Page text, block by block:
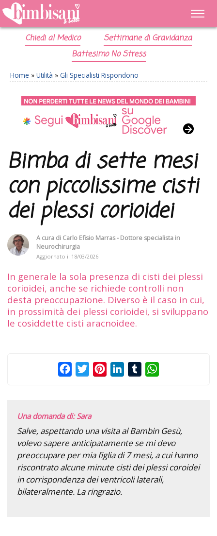
Chiedi al Medico
Settimane di Gravidanza
Battesimo No Stress
Home » Utilità » Gli Specialisti Rispondono
Bimba di sette mesi
con piccolissime cisti
dei plessi corioidei
A cura di Carlo Efisio Marras - Dottore specialista in
Neurochirurgia
Aggiornato il 18/03/2026
In generale la sola presenza di cisti dei plessi
corioidei, anche se richiede controlli non
desta preoccupazione. Diverso è il caso in cui,
in prossimità dei plessi corioidei, si sviluppano
le cosiddette cisti aracnoidee.
FacebookTwitterPinterestLinkedInTumblr
Una domanda di: Sara
Salve, aspettando una visita al Bambin Gesù,
volevo sapere anticipatamente se mi devo
preoccupare per mia figlia di 7 mesi, a cui hanno
riscontrato alcune minute cisti dei plessi coroidei
in corrispondenza dei ventricoli laterali,
bilateralmente. La ringrazio.